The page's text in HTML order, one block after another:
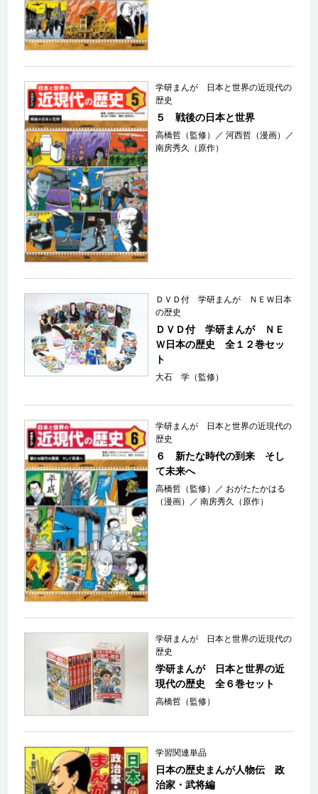
学研まんが 日本と世界の近現代の
歴史
５ 戦後の日本と世界
高橋哲（監修） ／河西哲（漫画）
／
南房秀久（原作）
ＤＶＤ付 学研まんが ＮＥＷ日本
の歴史
ＤＶＤ付 学研まんが ＮＥ
Ｗ日本の歴史 全１２巻セッ
ト
大石 学（監修）
学研まんが 日本と世界の近現代の
歴史
６ 新たな時代の到来 そし
て未来へ
高橋哲（監修） ／ おがたたかはる
（漫画）
／南房秀久（原作）
学研まんが 日本と世界の近現代の
歴史
学研まんが 日本と世界の近
現代の歴史 全６巻セット
高橋哲（監修）
学習関連単品
日本の歴史まんが人物伝 政
治家・武将編